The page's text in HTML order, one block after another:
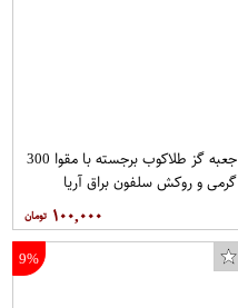
جعبه گز طلاکوب برجسته با مقوا 300
گرمی و روکش سلفون براق آریا
۱۰۰,۰۰۰
9%